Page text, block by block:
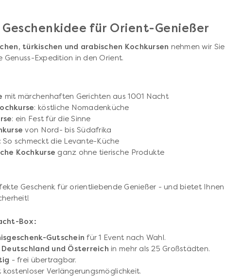
für Orient-Genießer
türkischen und arabischen Kochkursen nehmen wir Sie
Genuss-Expedition in den Orient.
mit märchenhaften Gerichten aus 1001 Nacht
: köstliche Nomadenküche
: ein Fest für die Sinne
von Nord- bis Südafrika
So schmeckt die Levante-Küche
Kochkurse ganz ohne tierische Produkte
Geschenk für orientliebende Genießer - und bietet Ihnen
Box:
Gutscheinfür 1 Event nach Wahl.
Deutschland und Österreich in mehr als 25 Großstädten.
- frei übertragbar.
kostenloser Verlängerungsmöglichkeit.